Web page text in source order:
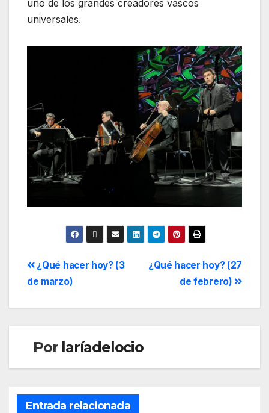
uno de los grandes creadores vascos
universales.
¿Qué hacer hoy? (27
de febrero)
¿Qué hacer hoy? (3
de marzo)
Por laríadelocio
Entrada relacionada